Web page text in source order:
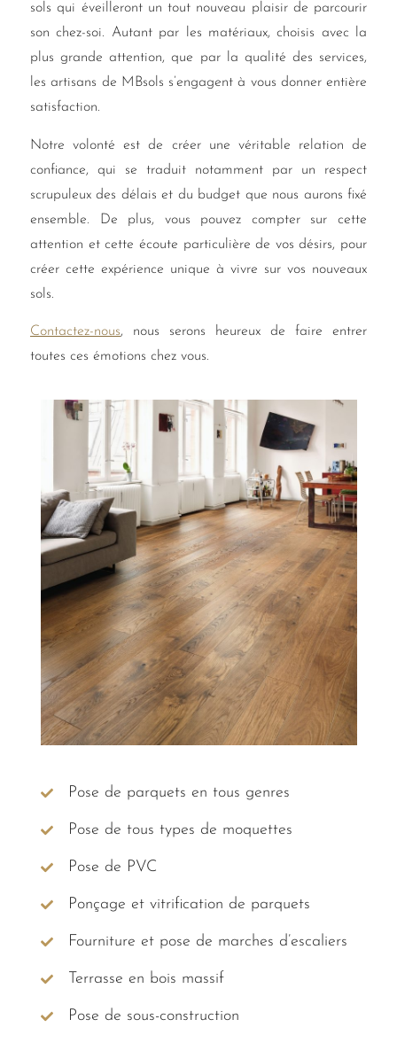
sols qui éveilleront un tout nouveau plaisir de parcourir
son chez-soi. Autant par les matériaux, choisis avec la
plus grande attention, que par la qualité des services,
les artisans de MBsols s’engagent à vous donner entière
satisfaction.
Notre volonté est de créer une véritable relation de
confiance, qui se traduit notamment par un respect
scrupuleux des délais et du budget que nous aurons fixé
ensemble. De plus, vous pouvez compter sur cette
attention et cette écoute particulière de vos désirs, pour
créer cette expérience unique à vivre sur vos nouveaux
sols.
Contactez-nous, nous serons heureux de faire entrer
toutes ces émotions chez vous.
Pose de parquets en tous genres
Pose de tous types de moquettes
Pose de PVC
Ponçage et vitrification de parquets
Fourniture et pose de marches d’escaliers
Terrasse en bois massif
Pose de sous-construction